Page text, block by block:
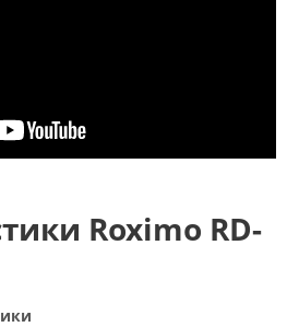
Roximo RD-